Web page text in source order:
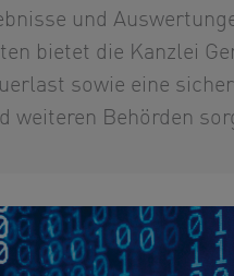
und
bietet die Kanzlei
sowie eine
weiteren Behörden